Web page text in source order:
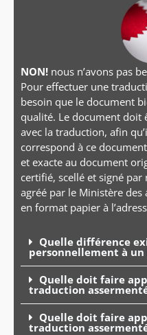
NON! nous n’avons pas
Pour effectuer une
besoin que le document
qualité. Le document
avec la traduction, afin
correspond à ce
et exacte au document
certifié, scellé et signé
agréé par le Ministère
en format papier à
Quelle différence
personnellement à un
Quelle doit faire
traduction
Quelle doit faire
traduction